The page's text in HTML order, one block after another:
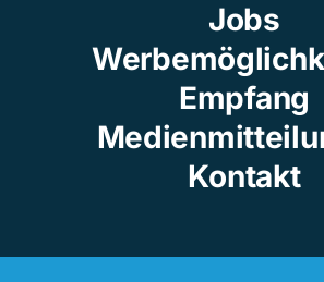
Jobs
Empfang
Kontakt